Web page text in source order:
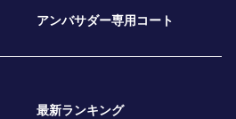
アンバサダー専用コート
最新ランキング